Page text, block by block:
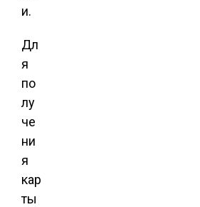
и.
Дл
я
по
лу
че
ни
я
кар
ты